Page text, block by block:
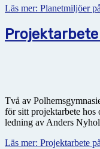
Läs mer: Planetmiljöer
Två av
för sitt projektarbete hos
ledning av Anders
Läs mer: Projektarbete